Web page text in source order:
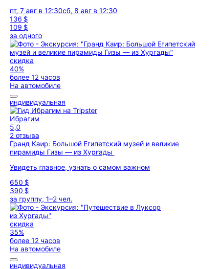
пт, 7 авг в 12:30сб, 8 авг в 12:30
136 $
109 $
за одного
скидка
40%
более 12 часов
На автомобиле
индивидуальная
Ибрагим
5,0
2 отзыва
Гранд Каир: Большой Египетский музей и великие
пирамиды Гизы — из Хургады
Увидеть главное, узнать о самом важном
650 $
390 $
за группу, 1–2 чел.
скидка
35%
более 12 часов
На автомобиле
индивидуальная